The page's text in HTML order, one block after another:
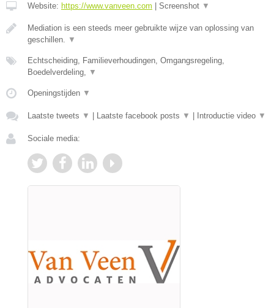
Website: https://www.vanveen.com Screenshot ▼
Mediation is een steeds meer gebruikte wijze van oplossing van
geschillen.
▼
Echtscheiding, Familieverhoudingen, Omgangsregeling,
Boedelverdeling,
▼
Openingstijden ▼
Laatste tweets ▼ Laatste facebook posts ▼ Introductie video ▼
Sociale media: